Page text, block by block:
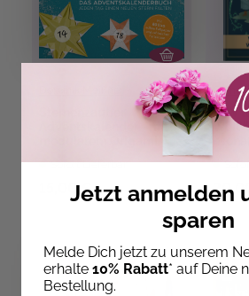
Adventskalender - mit
traumhafte Sterne falten
Sofort Lieferbar
15,00 €
WWW
Jetzt anmelden
sparen
Melde Dich jetzt zu unserem
erhalte 10% Rabatt* auf Deine
Bestellung.